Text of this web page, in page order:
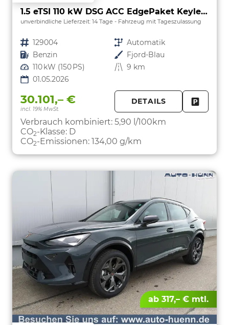
1.5 eTSI 110 kW DSG ACC EdgePaket Keyless Kam
unverbindliche Lieferzeit: 14 Tage Fahrzeug mit Tageszulassung
Fahrzeugnr. 129004 Getriebe Automatik
Kraftstoff Benzin Außenfarbe Fjord-Blau
Leistung 110 kW (150 PS) Kilometerstand 9 km
01.05.2026
30.101,– €
incl. 19% MwSt.
DETAILS
Verbrauch kombiniert: 5,90 l/100km
CO2-Klasse: D
CO2-Emissionen: 134,00 g/km
ab 317,– € mtl.